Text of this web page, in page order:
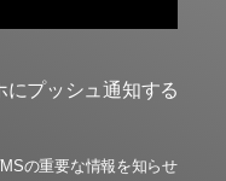
にプッシュ通知する
の重要な情報を知らせ